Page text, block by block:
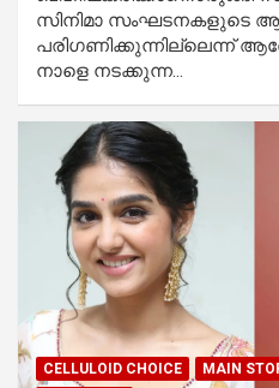
സിനിമാ സംഘടനകളുടെ
പരിഗണിക്കുന്നില്ലെന്ന്
നാളെ നടക്കുന്ന…
CELLULOID CHOICE MAIN